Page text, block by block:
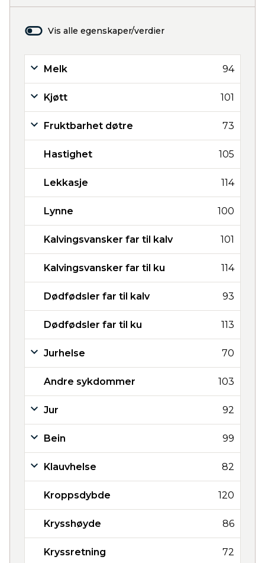
Vis alle egenskaper/verdier
Melk 94
Kjøtt 101
Fruktbarhet døtre 73
Hastighet 105
Lekkasje 114
Lynne 100
Kalvingsvansker far til kalv 101
Kalvingsvansker far til ku 114
Dødfødsler far til kalv 93
Dødfødsler far til ku 113
Jurhelse 70
Andre sykdommer 103
Jur 92
Bein 99
Klauvhelse 82
Kroppsdybde 120
Krysshøyde 86
Kryssretning 72